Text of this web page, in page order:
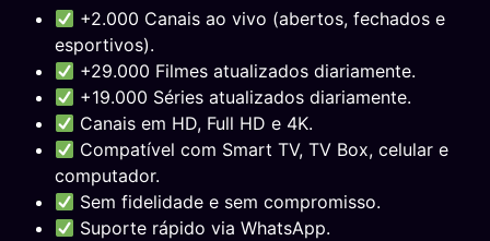
+2.000 Canais ao vivo (abertos, fechados e
esportivos).
+29.000 Filmes atualizados diariamente.
+19.000 Séries atualizados diariamente.
Canais em HD, Full HD e 4K.
Compatível com Smart TV, TV Box, celular e
computador.
Sem fidelidade e sem compromisso.
Suporte rápido via WhatsApp.